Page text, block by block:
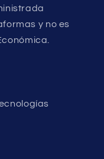
y no es